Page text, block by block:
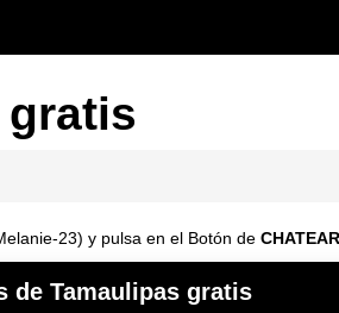
gratis
23) y pulsa en el Botón de CHATEAR
de Tamaulipas gratis